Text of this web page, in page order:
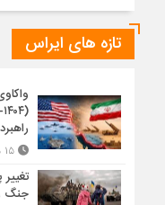
تازه های ایراس
۱۵ مرداد ۱۴۰۵ - ۱۴:۲۰
تغییر
جنگ